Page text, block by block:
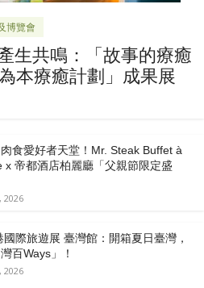
博覽會
生共鳴：「故事的療癒
本療癒計劃」成果展
食愛好者天堂！Mr. Steak Buffet à
x 帝都酒店柏麗廳「⽗親節限定盛
2026
際旅遊展 臺灣館：開箱夏日臺灣，
百Ways」！
2026